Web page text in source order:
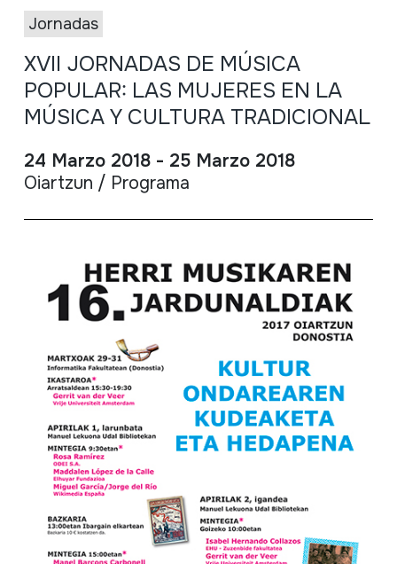
Jornadas
XVII JORNADAS DE MÚSICA
POPULAR: LAS MUJERES EN LA
MÚSICA Y CULTURA TRADICIONAL
24 Marzo 2018 - 25 Marzo 2018
Oiartzun / Programa